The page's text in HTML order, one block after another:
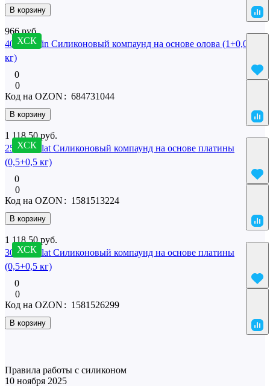
В корзину
ХСК
966 руб.
40 SilcoTin Силиконовый компаунд на основе олова (1+0,02
кг)
0
0
В корзину
Код на OZON : 684731044
ХСК
1 118.50 руб.
25 SilcoPlat Силиконовый компаунд на основе платины
(0,5+0,5 кг)
0
0
В корзину
Код на OZON : 1581513224
ХСК
1 118.50 руб.
30 SilcoPlat Силиконовый компаунд на основе платины
(0,5+0,5 кг)
0
0
В корзину
Код на OZON : 1581526299
Материалы
Правила работы с силиконом
10 ноября 2025